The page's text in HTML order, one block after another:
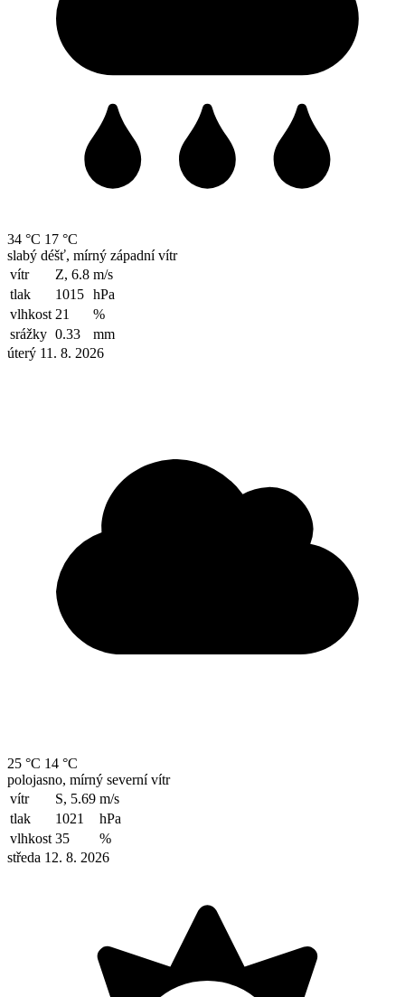
34 °C 17 °C
slabý déšť, mírný západní vítr
vítr
Z, 6.8 m/s
tlak
1015 hPa
vlhkost 21
%
srážky 0.33
mm
úterý 11. 8. 2026
25 °C 14 °C
polojasno, mírný severní vítr
vítr
S, 5.69 m/s
tlak
1021
hPa
vlhkost 35
%
středa 12. 8. 2026